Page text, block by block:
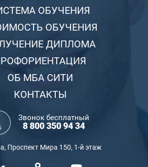
ОБУЧЕНИЯ
ОБУЧЕНИЯ
ДИПЛОМА
ОБ МБА СИТИ
КОНТАКТЫ
Звонок бесплатный
8 800 350 94 34
Проспект Мира 150, 1-й этаж